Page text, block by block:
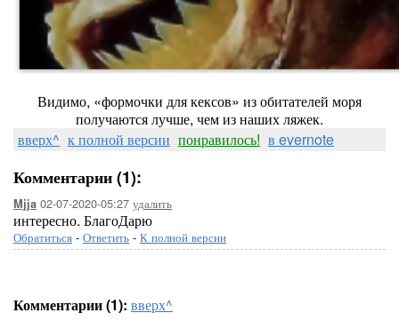
Видимо, «формочки для кексов» из обитателей моря
получаются лучше, чем из наших ляжек.
вверх^ к полной версии понравилось! в evernote
Комментарии (1):
Mjja 02-07-2020-05:27 удалить
интересно. БлагоДарю
Обратиться - Ответить - К полной версии
Комментарии (1): вверх^